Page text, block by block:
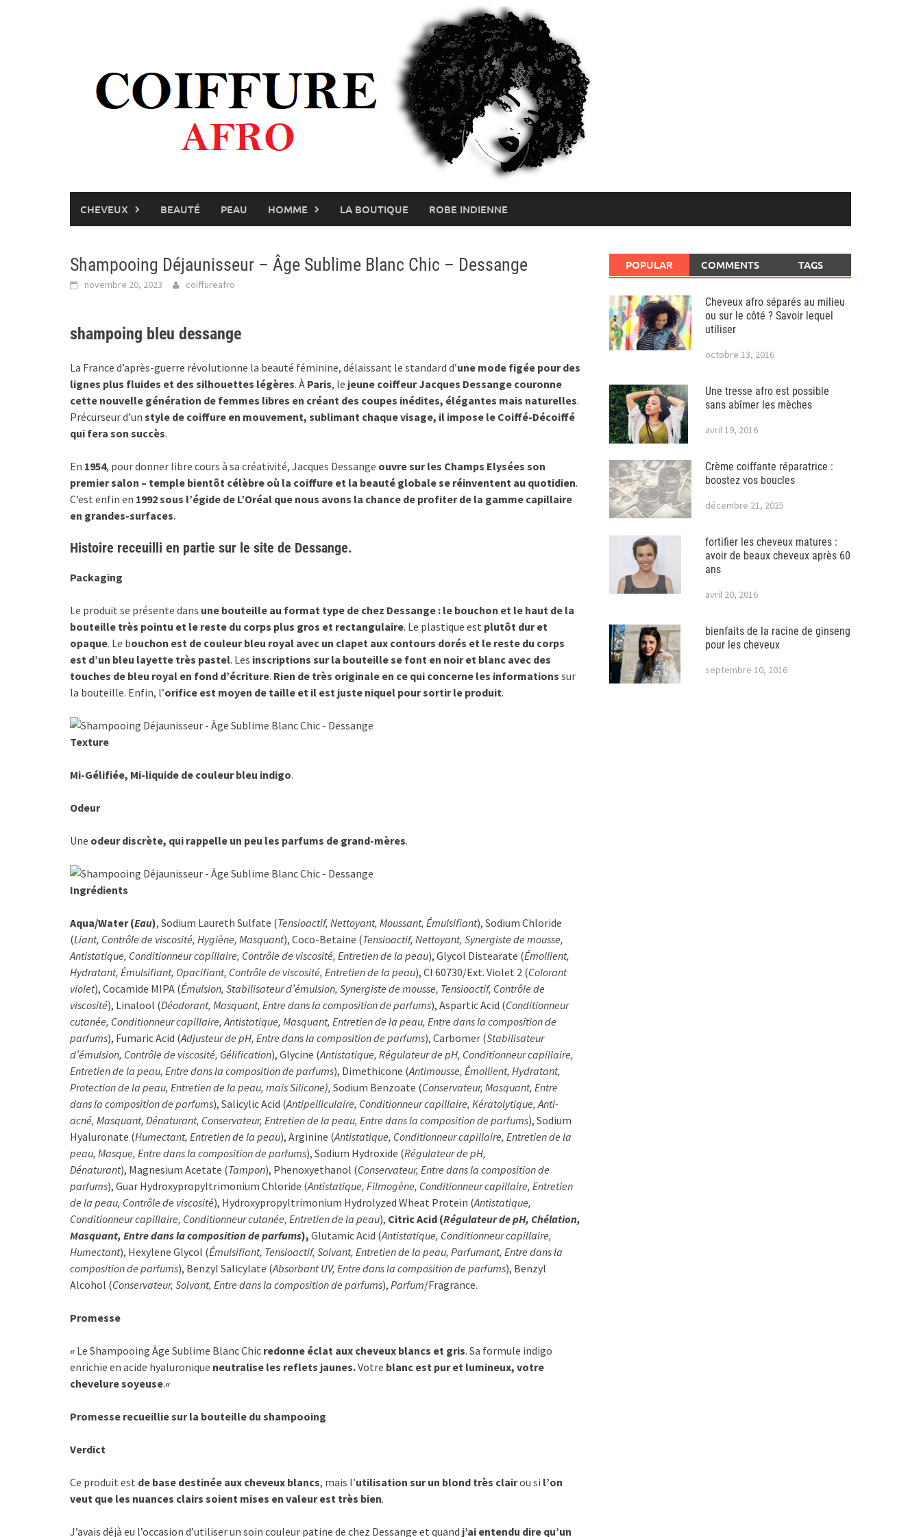
CHEVEUX BEAUTÉ PEAU HOMME LA BOUTIQUE ROBE INDIENNE
Shampooing Déjaunisseur – Âge Sublime Blanc Chic – Dessange
novembre 20, 2023 coiffureafro
shampoing bleu dessange
La France d’après-guerre révolutionne la beauté féminine, délaissant le standard d’une mode figée pour des
lignes plus fluides et des silhouettes légères. À Paris, le jeune coiffeur Jacques Dessange couronne
cette nouvelle génération de femmes libres en créant des coupes inédites, élégantes mais naturelles.
Précurseur d’un style de coiffure en mouvement, sublimant chaque visage, il impose le Coiffé-Décoiffé
qui fera son succès.
En 1954, pour donner libre cours à sa créativité, Jacques Dessange ouvre sur les Champs Elysées son
premier salon – temple bientôt célèbre où la coiffure et la beauté globale se réinventent au quotidien.
C’est enfin en 1992 sous l’égide de L’Oréal que nous avons la chance de profiter de la gamme capillaire
en grandes-surfaces.
Histoire receuilli en partie sur le site de Dessange.
Packaging
Le produit se présente dans une bouteille au format type de chez Dessange : le bouchon et le haut de la
bouteille très pointu et le reste du corps plus gros et rectangulaire. Le plastique est plutôt dur et
opaque. Le bouchon est de couleur bleu royal avec un clapet aux contours dorés et le reste du corps
est d’un bleu layette très pastel. Les inscriptions sur la bouteille se font en noir et blanc avec des
touches de bleu royal en fond d’écriture. Rien de très originale en ce qui concerne les informations sur
la bouteille. Enfin, l’orifice est moyen de taille et il est juste niquel pour sortir le produit.
Texture
Mi-Gélifiée, Mi-liquide de couleur bleu indigo.
Odeur
Une odeur discrète, qui rappelle un peu les parfums de grand-mères.
Ingrédients
Aqua/Water (Eau), Sodium Laureth Sulfate (Tensioactif, Nettoyant, Moussant, Émulsifiant), Sodium Chloride
(Liant, Contrôle de viscosité, Hygiène, Masquant), Coco-Betaine (Tensioactif, Nettoyant, Synergiste de mousse,
Antistatique, Conditionneur capillaire, Contrôle de viscosité, Entretien de la peau), Glycol Distearate (Émollient,
Hydratant, Émulsifiant, Opacifiant, Contrôle de viscosité, Entretien de la peau), CI 60730/Ext. Violet 2 (Colorant
violet), Cocamide MIPA (Émulsion, Stabilisateur d’émulsion, Synergiste de mousse, Tensioactif, Contrôle de
viscosité), Linalool (Déodorant, Masquant, Entre dans la composition de parfums), Aspartic Acid (Conditionneur
cutanée, Conditionneur capillaire, Antistatique, Masquant, Entretien de la peau, Entre dans la composition de
parfums), Fumaric Acid (Adjusteur de pH, Entre dans la composition de parfums), Carbomer (Stabilisateur
d’émulsion, Contrôle de viscosité, Gélification), Glycine (Antistatique, Régulateur de pH, Conditionneur capillaire,
Entretien de la peau, Entre dans la composition de parfums), Dimethicone (Antimousse, Émollient, Hydratant,
Protection de la peau, Entretien de la peau, mais Silicone), Sodium Benzoate (Conservateur, Masquant, Entre
dans la composition de parfums), Salicylic Acid (Antipelliculaire, Conditionneur capillaire, Kératolytique, Anti-
acné, Masquant, Dénaturant, Conservateur, Entretien de la peau, Entre dans la composition de parfums), Sodium
Hyaluronate (Humectant, Entretien de la peau), Arginine (Antistatique, Conditionneur capillaire, Entretien de la
peau, Masque, Entre dans la composition de parfums), Sodium Hydroxide (Régulateur de pH,
Dénaturant), Magnesium Acetate (Tampon), Phenoxyethanol (Conservateur, Entre dans la composition de
parfums), Guar Hydroxypropyltrimonium Chloride (Antistatique, Filmogène, Conditionneur capillaire, Entretien
de la peau, Contrôle de viscosité), Hydroxypropyltrimonium Hydrolyzed Wheat Protein (Antistatique,
Conditionneur capillaire, Conditionneur cutanée, Entretien de la peau), Citric Acid (Régulateur de pH, Chélation,
Masquant, Entre dans la composition de parfums), Glutamic Acid (Antistatique, Conditionneur capillaire,
Humectant), Hexylene Glycol (Émulsifiant, Tensioactif, Solvant, Entretien de la peau, Parfumant, Entre dans la
composition de parfums), Benzyl Salicylate (Absorbant UV, Entre dans la composition de parfums), Benzyl
Alcohol (Conservateur, Solvant, Entre dans la composition de parfums), Parfum/Fragrance.
Promesse
« Le Shampooing Âge Sublime Blanc Chic redonne éclat aux cheveux blancs et gris. Sa formule indigo
enrichie en acide hyaluronique neutralise les reflets jaunes.Votre blanc est pur et lumineux, votre
chevelure soyeuse.«
Promesse recueillie sur la bouteille du shampooing
Verdict
Ce produit est de base destinée aux cheveux blancs, mais l’utilisation sur un blond très clairou si l’on
veut que les nuances clairs soient mises en valeur est très bien.
J’avais déjà eu l’occasion d’utiliser un soin couleur patine de chez Dessange et quand j’ai entendu dire qu’un
POPULAR COMMENTS TAGS
Cheveux afro séparés au milieu
ou sur le côté ? Savoir lequel
utiliser
octobre 13, 2016
Une tresse afro est possible
sans abîmer les mèches
avril 19, 2016
Crème coiffante réparatrice :
boostez vos boucles
décembre 21, 2025
fortifier les cheveux matures :
avoir de beaux cheveux après 60
ans
avril 20, 2016
bienfaits de la racine de ginseng
pour les cheveux
septembre 10, 2016